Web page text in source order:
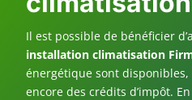
Il est possible de bénéficier
installation climatisation
énergétique sont disponibles,
encore des crédits d’impôt.